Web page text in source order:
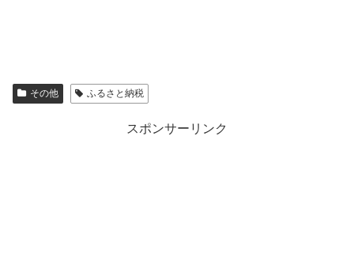
その他 ふるさと納税
スポンサーリンク